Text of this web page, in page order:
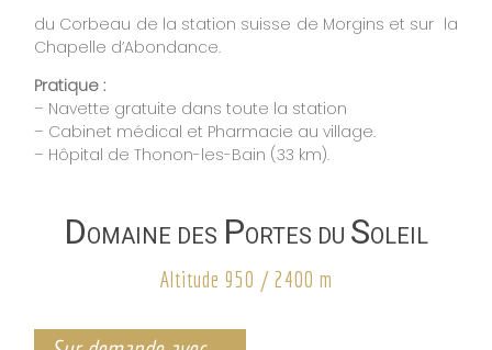
du Corbeau de la station suisse de Morgins et sur la
Chapelle d’Abondance.
Pratique :
– Navette gratuite dans toute la station
– Cabinet médical et Pharmacie au village.
– Hôpital de Thonon-les-Bain (33 km).
DOMAINE DES PORTES DU SOLEIL
Altitude 950 / 2400 m